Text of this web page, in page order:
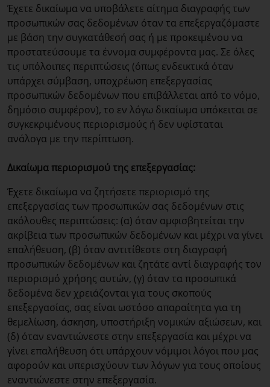
Έχετε δικαίωμα να υποβάλετε αίτημα διαγραφής των
προσωπικών σας δεδομένων όταν τα επεξεργαζόμαστε
με βάση την συγκατάθεσή σας ή με προκειμένου να
προστατεύσουμε τα έννομα συμφέροντα μας. Σε όλες
τις υπόλοιπες περιπτώσεις (όπως ενδεικτικά όταν
υπάρχει σύμβαση, υποχρέωση επεξεργασίας
προσωπικών δεδομένων που επιβάλλεται από το νόμο,
δημόσιο συμφέρον), το εν λόγω δικαίωμα υπόκειται σε
συγκεκριμένους περιορισμούς ή δεν υφίσταται
ανάλογα με την περίπτωση.
Δικαίωμα περιορισμού της επεξεργασίας:
Έχετε δικαίωμα να ζητήσετε περιορισμό της
επεξεργασίας των προσωπικών σας δεδομένων στις
ακόλουθες περιπτώσεις: (α) όταν αμφισβητείται την
ακρίβεια των προσωπικών δεδομένων και μέχρι να γίνει
επαλήθευση, (β) όταν αντιτίθεστε στη διαγραφή
προσωπικών δεδομένων και ζητάτε αντί διαγραφής τον
περιορισμό χρήσης αυτών, (γ) όταν τα προσωπικά
δεδομένα δεν χρειάζονται για τους σκοπούς
επεξεργασίας, σας είναι ωστόσο απαραίτητα για τη
θεμελίωση, άσκηση, υποστήριξη νομικών αξιώσεων, και
(δ) όταν εναντιώνεστε στην επεξεργασία και μέχρι να
γίνει επαλήθευση ότι υπάρχουν νόμιμοι λόγοι που μας
αφορούν και υπερισχύουν των λόγων για τους οποίους
εναντιώνεστε στην επεξεργασία.